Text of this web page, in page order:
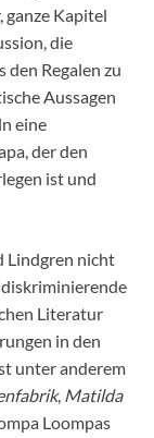
ganze Kapitel
die
den Regalen zu
Aussagen
eine
der den
ist und
Lindgren nicht
diskriminierende
Literatur
in den
unter anderem
, Matilda
Loompas